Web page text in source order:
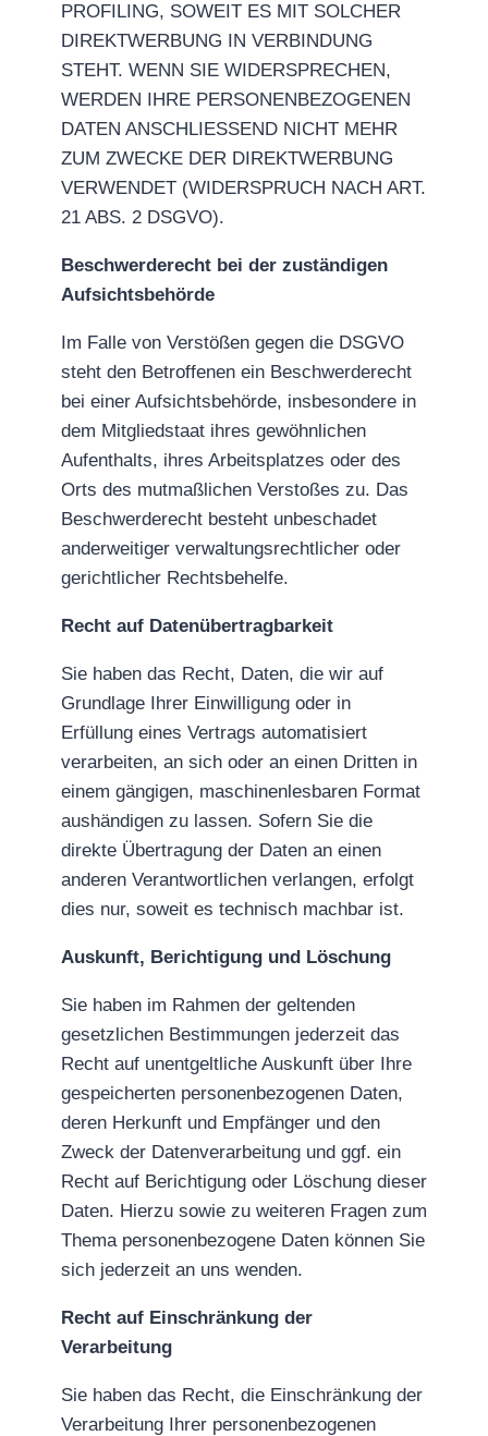
PROFILING, SOWEIT ES MIT SOLCHER
DIREKTWERBUNG IN VERBINDUNG
STEHT. WENN SIE WIDERSPRECHEN,
WERDEN IHRE PERSONENBEZOGENEN
DATEN ANSCHLIESSEND NICHT MEHR
ZUM ZWECKE DER DIREKTWERBUNG
VERWENDET (WIDERSPRUCH NACH ART.
21 ABS. 2 DSGVO).
Beschwerde­recht bei der zuständigen
Aufsichts­behörde
Im Falle von Verstößen gegen die DSGVO
steht den Betroffenen ein Beschwerderecht
bei einer Aufsichtsbehörde, insbesondere in
dem Mitgliedstaat ihres gewöhnlichen
Aufenthalts, ihres Arbeitsplatzes oder des
Orts des mutmaßlichen Verstoßes zu. Das
Beschwerderecht besteht unbeschadet
anderweitiger verwaltungsrechtlicher oder
gerichtlicher Rechtsbehelfe.
Recht auf Daten­übertrag­barkeit
Sie haben das Recht, Daten, die wir auf
Grundlage Ihrer Einwilligung oder in
Erfüllung eines Vertrags automatisiert
verarbeiten, an sich oder an einen Dritten in
einem gängigen, maschinenlesbaren Format
aushändigen zu lassen. Sofern Sie die
direkte Übertragung der Daten an einen
anderen Verantwortlichen verlangen, erfolgt
dies nur, soweit es technisch machbar ist.
Auskunft, Berichtigung und Löschung
Sie haben im Rahmen der geltenden
gesetzlichen Bestimmungen jederzeit das
Recht auf unentgeltliche Auskunft über Ihre
gespeicherten personenbezogenen Daten,
deren Herkunft und Empfänger und den
Zweck der Datenverarbeitung und ggf. ein
Recht auf Berichtigung oder Löschung dieser
Daten. Hierzu sowie zu weiteren Fragen zum
Thema personenbezogene Daten können Sie
sich jederzeit an uns wenden.
Recht auf Einschränkung der
Verarbeitung
Sie haben das Recht, die Einschränkung der
Verarbeitung Ihrer personenbezogenen